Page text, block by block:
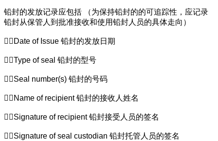
铅封的发放记录应包括
（为保持铅封的的可追踪性，应记录
铅封从保管人到批准接收和使用铅封人员的具体走向）
Date of Issue 铅封的发放日期
Type of seal 铅封的型号
Seal number(s) 铅封的号码
Name of recipient铅封的接收人姓名
Signature of recipient铅封接受人员的签名
Signature of seal custodian 铅封托管人员的签名